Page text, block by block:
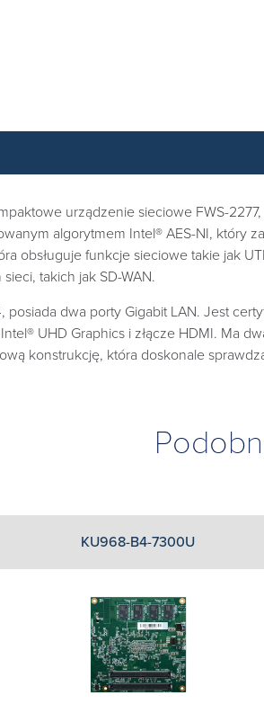
urządzenie sieciowe FWS-
algorytmem Intel® AES-NI,
obsługuje funkcje sieciowe takie jak
takich jak SD-WAN.
posiada dwa porty Gigabit LAN. Jest
UHD Graphics i złącze HDMI. Ma
konstrukcję, która doskonale
KU968-B4-7300U